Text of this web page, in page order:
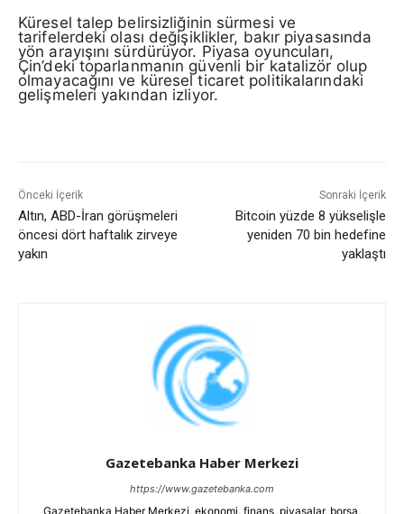
Küresel talep belirsizliğinin sürmesi ve
tarifelerdeki olası değişiklikler, bakır piyasasında
yön arayışını sürdürüyor. Piyasa oyuncuları,
Çin’deki toparlanmanın güvenli bir katalizör olup
olmayacağını ve küresel ticaret politikalarındaki
gelişmeleri yakından izliyor.
Önceki İçerik
Altın, ABD-İran görüşmeleri
öncesi dört haftalık zirveye
yakın
Sonraki İçerik
Bitcoin yüzde 8 yükselişle
yeniden 70 bin hedefine
yaklaştı
Gazetebanka Haber Merkezi
https://www.gazetebanka.com
Gazetebanka Haber Merkezi, ekonomi, finans, piyasalar, borsa,